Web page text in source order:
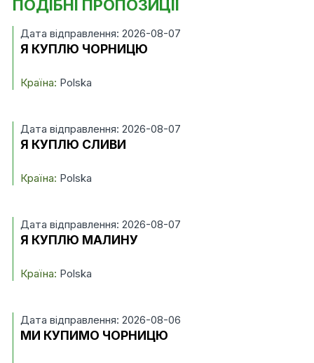
ПОДІБНІ ПРОПОЗИЦІЇ
Дата відправлення: 2026-08-07
Я КУПЛЮ ЧОРНИЦЮ
Країна: Polska
Дата відправлення: 2026-08-07
Я КУПЛЮ СЛИВИ
Країна: Polska
Дата відправлення: 2026-08-07
Я КУПЛЮ МАЛИНУ
Країна: Polska
Дата відправлення: 2026-08-06
МИ КУПИМО ЧОРНИЦЮ